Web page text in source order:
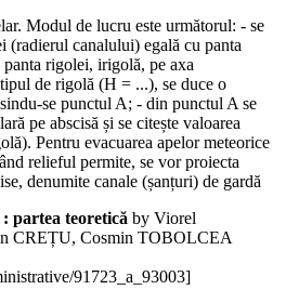
Modul de lucru este următorul: - se
(radierul canalului) egală cu panta
rigolei, irigolă, pe axa
de rigolă (H = ...), se duce o
se punctul A; - din punctul A se
pe abscisă și se citește valoarea
Pentru evacuarea apelor meteorice
relieful permite, se vor proiecta
denumite canale (șanțuri) de gardă
partea teoretică by Viorel
CREȚU, Cosmin TOBOLCEA
91723_a_93003]